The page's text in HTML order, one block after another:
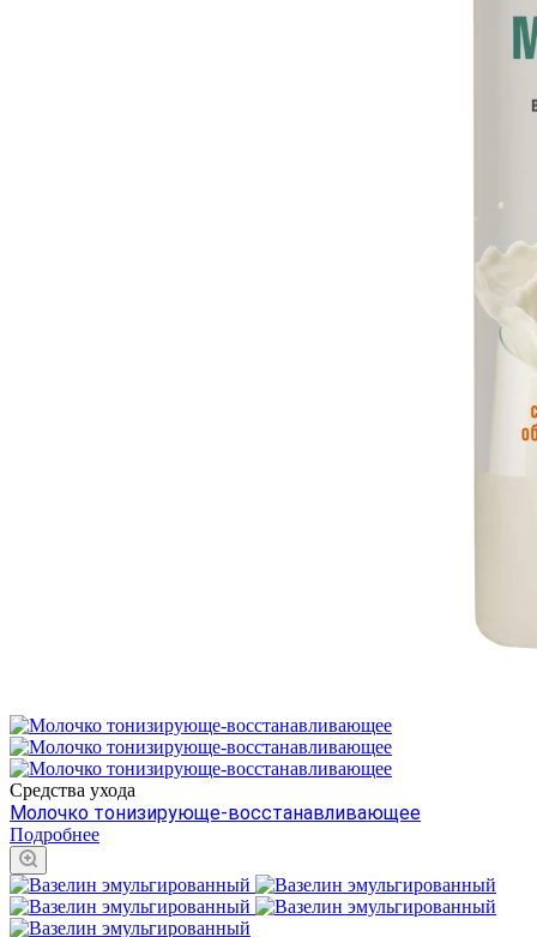
Средства ухода
Молочко тонизирующе-восстанавливающее
Подробнее